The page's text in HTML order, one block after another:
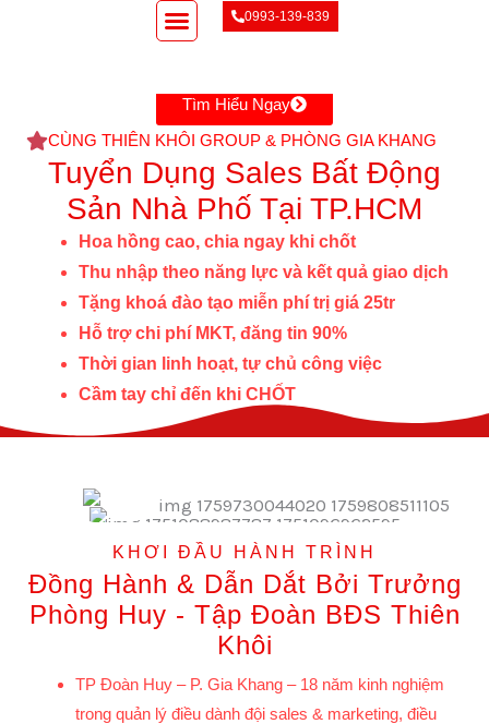
0993-139-839
Tìm Hiểu Ngay
CÙNG THIÊN KHÔI GROUP & PHÒNG GIA KHANG
Tuyển Dụng Sales Bất Động
Sản Nhà Phố Tại TP.HCM
Hoa hồng cao, chia ngay khi chốt
Thu nhập theo năng lực và kết quả giao dịch
Tặng khoá đào tạo miễn phí trị giá 25tr
Hỗ trợ chi phí MKT, đăng tin 90%
Thời gian linh hoạt, tự chủ công việc
Cầm tay chỉ đến khi CHỐT
KHƠI ĐẦU HÀNH TRÌNH
Đồng Hành & Dẫn Dắt Bởi Trưởng
Phòng Huy - Tập Đoàn BĐS Thiên
Khôi
TP Đoàn Huy – P. Gia Khang – 18 năm kinh nghiệm
trong quản lý điều dành đội sales & marketing, điều